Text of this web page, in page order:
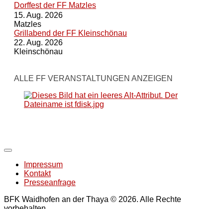
Dorffest der FF Matzles
15. Aug. 2026
Matzles
Grillabend der FF Kleinschönau
22. Aug. 2026
Kleinschönau
ALLE FF VERANSTALTUNGEN ANZEIGEN
Impressum
Kontakt
Presseanfrage
BFK Waidhofen an der Thaya © 2026. Alle Rechte